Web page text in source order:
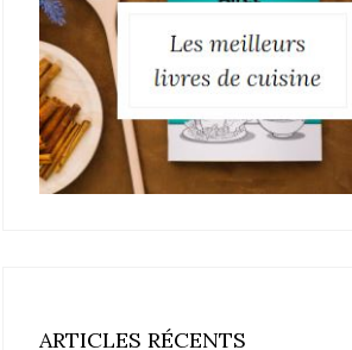
ARTICLES RÉCENTS